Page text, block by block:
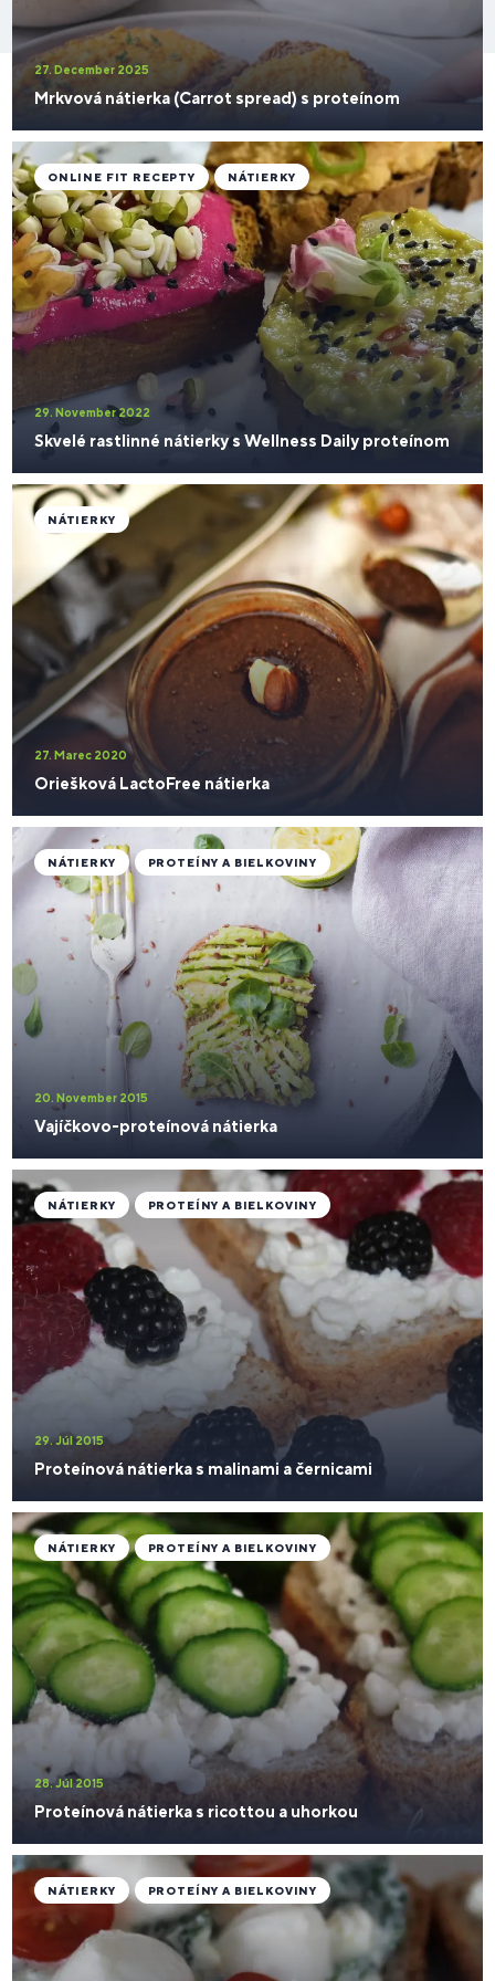
27. December 2025
Mrkvová nátierka (Carrot spread) s proteínom
29. November 2022
Skvelé rastlinné nátierky s Wellness Daily proteínom
ONLINE FIT RECEPTY NÁTIERKY
27. Marec 2020
Oriešková LactoFree nátierka
NÁTIERKY
20. November 2015
Vajíčkovo-proteínová nátierka
NÁTIERKY PROTEÍNY A BIELKOVINY
29. Júl 2015
Proteínová nátierka s malinami a černicami
NÁTIERKY PROTEÍNY A BIELKOVINY
28. Júl 2015
Proteínová nátierka s ricottou a uhorkou
NÁTIERKY PROTEÍNY A BIELKOVINY
NÁTIERKY PROTEÍNY A BIELKOVINY